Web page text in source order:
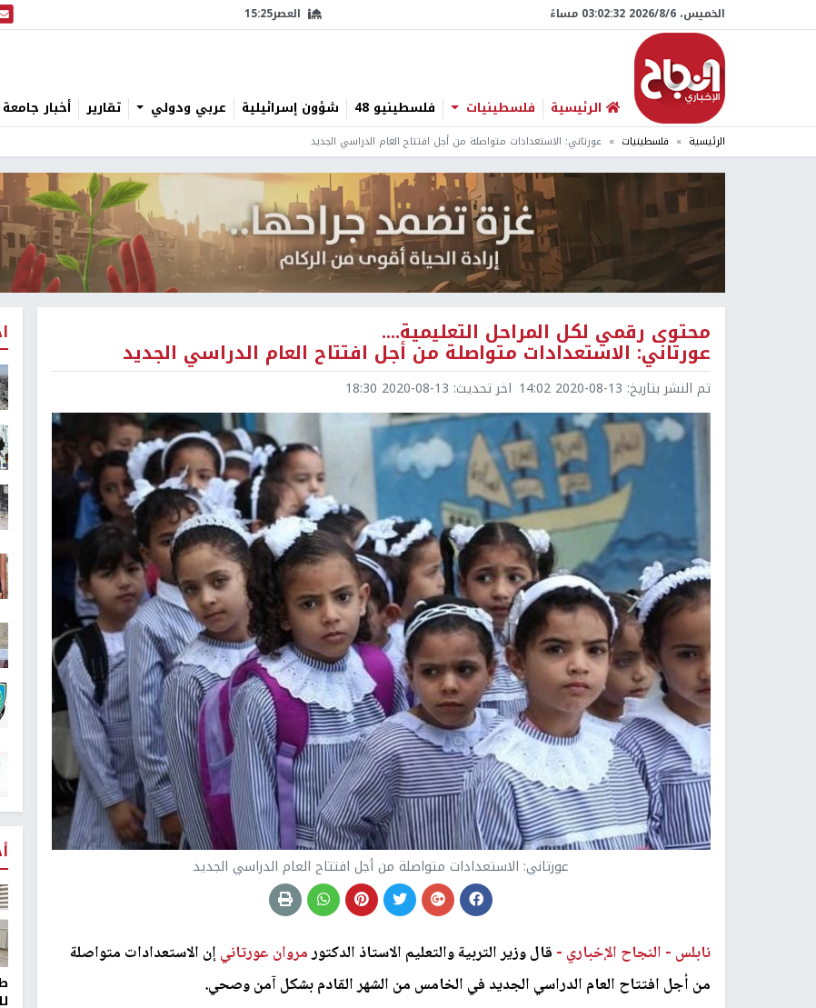
الخميس، 6/‏8/‏2026 03:02:33 مساءً العصر15:25
الرئيسية فلسطينيات فلسطينيو 48 شؤون إسرائيلية عربي ودولي تقارير أخبار
الرئيسية فلسطينيات عورتاني: الاستعدادات متواصلة من أجل افتتاح العام الدراسي الجديد
محتوى رقمي لكل المراحل التعليمية....
عورتاني: الاستعدادات متواصلة من أجل افتتاح العام الدراسي الجديد
تم النشر بتاريخ: 2020-08-13 14:02 اخر تحديث: 2020-08-13 18:30
عورتاني: الاستعدادات متواصلة من أجل افتتاح العام الدراسي الجديد
نابلس - النجاح الإخباري - قال وزير التربية والتعليم الاستاذ الدكتورمروان عورتانيإن الاستعدادات متواصلة
من أجل افتتاح العام الدراسي الجديد في الخامس من الشهر القادم بشكل آمن وصحي.